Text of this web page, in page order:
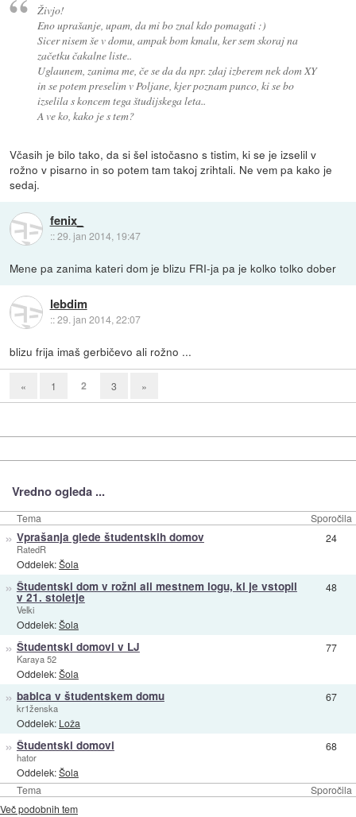
Živjo!
Eno uprašanje, upam, da mi bo znal kdo pomagati :)
Sicer nisem še v domu, ampak bom kmalu, ker sem skoraj na
začetku čakalne liste..
Uglaunem, zanima me, če se da da npr. zdaj izberem nek dom XY
in se potem preselim v Poljane, kjer poznam punco, ki se bo
izselila s koncem tega študijskega leta..
A ve ko, kako je s tem?
Včasih je bilo tako, da si šel istočasno s tistim, ki se je izselil v
rožno v pisarno in so potem tam takoj zrihtali. Ne vem pa kako je
sedaj.
fenix_
::29. jan 2014, 19:47
Mene pa zanima kateri dom je blizu FRI-ja pa je kolko tolko dober
lebdim
::29. jan 2014, 22:07
blizu frija imaš gerbičevo ali rožno ...
« 1 2 3 »
Vredno ogleda ...
Tema Sporočila
Tema Sporočila
» Vprašanja glede študentskih domov
RatedR
Oddelek:Šola
24
» Študentski dom v rožni ali mestnem logu, ki je vstopil
v 21. stoletje
Velki
Oddelek:Šola
48
» Študentski domovi v LJ
Karaya 52
Oddelek:Šola
77
» babica v študentskem domu
kr1ženska
Oddelek: Loža
67
» Študentski domovi
hator
Oddelek:Šola
68
Več podobnih tem